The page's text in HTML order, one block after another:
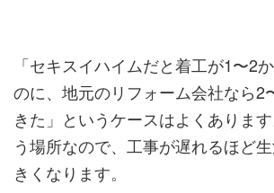
「セキスイハイムだと着工が1〜2
のに、地元のリフォーム会社なら2
きた」というケースはよくありま
う場所なので、工事が遅れるほど
きくなります。